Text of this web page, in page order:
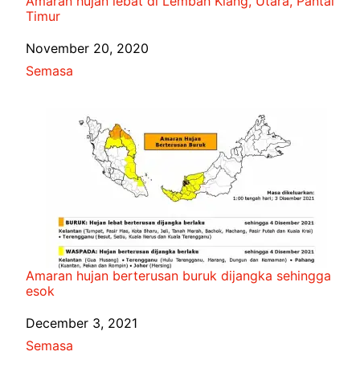
Timur
Date
November 20, 2020
In relation to
Semasa
Amaran hujan berterusan buruk dijangka sehingga
esok
Date
December 3, 2021
In relation to
Semasa